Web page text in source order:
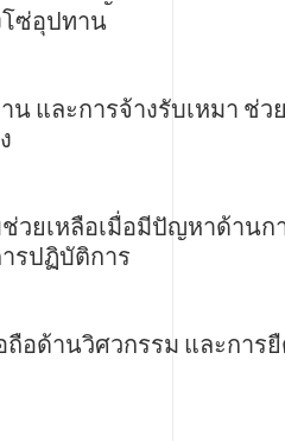
โซ่อุปทาน
น และการจ้างรับเหมา ช่
วยเหลือเมื่อมีปัญหาด้านก
รปฏิบัติการ
อด้านวิศวกรรม และการ